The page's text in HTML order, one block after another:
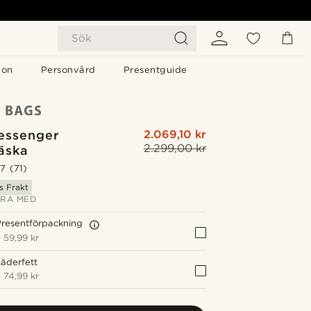
Sök
Personvård Presentguide
2.299,00 kr
2.069,10 kr
(71)
Frakt
MED
59,99 kr
74,99 kr